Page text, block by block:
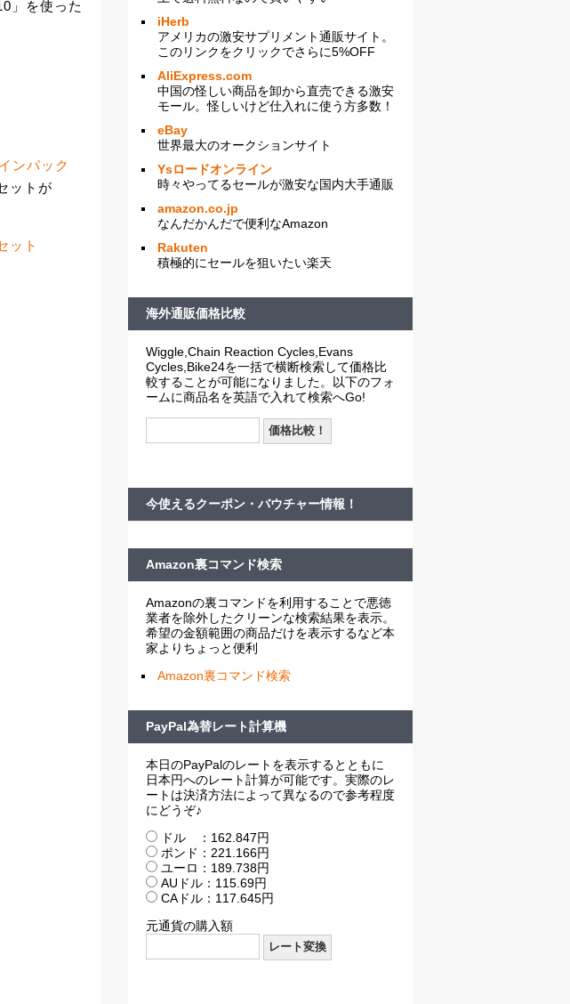
」を使った
ンパック
ットが
ット
iHerb
アメリカの激安サプリメント通販サイト。
このリンクをクリックでさらに5%OFF
AliExpress.com
中国の怪しい商品を卸から直売できる激安
モール。怪しいけど仕入れに使う方多数！
eBay
世界最大のオークションサイト
Ysロードオンライン
時々やってるセールが激安な国内大手通販
amazon.co.jp
なんだかんだで便利なAmazon
Rakuten
積極的にセールを狙いたい楽天
海外通販価格比較
Wiggle,Chain Reaction Cycles,Evans
Cycles,Bike24を一括で横断検索して価格比
較することが可能になりました。以下のフォ
ームに商品名を英語で入れて検索へGo!
今使えるクーポン・バウチャー情報！
Amazon裏コマンド検索
Amazonの裏コマンドを利用することで悪徳
業者を除外したクリーンな検索結果を表示。
希望の金額範囲の商品だけを表示するなど本
家よりちょっと便利
Amazon裏コマンド検索
PayPal為替レート計算機
本日のPayPalのレートを表示するとともに
日本円へのレート計算が可能です。実際のレ
ートは決済方法によって異なるので参考程度
にどうぞ♪
ドル ：162.847円
ポンド：221.166円
ユーロ：189.738円
AUドル：115.69円
CAドル：117.645円
元通貨の購入額